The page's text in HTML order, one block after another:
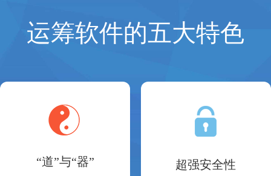
运筹软件的五大特色
“道”与“器” 超强安全性